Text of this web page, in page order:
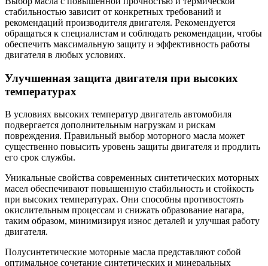
стабильностью зависит от конкретных требований и
рекомендаций производителя двигателя. Рекомендуется
обращаться к специалистам и соблюдать рекомендации, чтобы
обеспечить максимальную защиту и эффективность работы
двигателя в любых условиях.
Улучшенная защита двигателя при высоких
температурах
В условиях высоких температур двигатель автомобиля
подвергается дополнительным нагрузкам и рискам
повреждения. Правильный выбор моторного масла может
существенно повысить уровень защиты двигателя и продлить
его срок службы.
Уникальные свойства современных синтетических моторных
масел обеспечивают повышенную стабильность и стойкость
при высоких температурах. Они способны противостоять
окислительным процессам и снижать образование нагара,
таким образом, минимизируя износ деталей и улучшая работу
двигателя.
Полусинтетические моторные масла представляют собой
оптимальное сочетание синтетических и минеральных